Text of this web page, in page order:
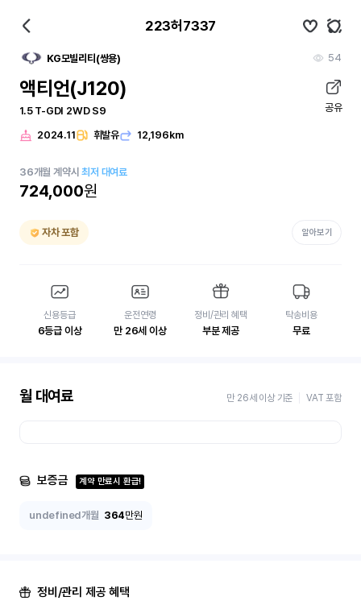
223허7337
KG모빌리티(쌍용) 54
액티언(J120)
1.5 T-GDI 2WD S9 공유
2024.11 휘발유 12,196km
36개월 계약시최저 대여료
724,000원
자차 포함 알아보기
신용등급
6등급 이상
운전연령
만 26세 이상
정비/관리 혜택
부분 제공
탁송비용
무료
월 대여료 만 26세 이상 기준 VAT 포함
보증금 계약 만료시 환급!
undefined개월 364만원
정비/관리 제공 혜택